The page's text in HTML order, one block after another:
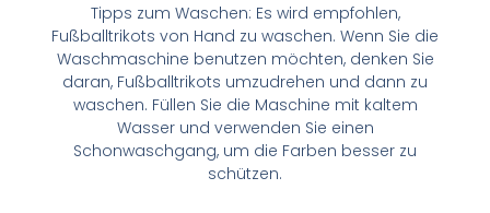
Tipps zum Waschen: Es wird empfohlen,
Fußballtrikots von Hand zu waschen. Wenn Sie die
Waschmaschine benutzen möchten, denken Sie
daran, Fußballtrikots umzudrehen und dann zu
waschen. Füllen Sie die Maschine mit kaltem
Wasser und verwenden Sie einen
Schonwaschgang, um die Farben besser zu
schützen.